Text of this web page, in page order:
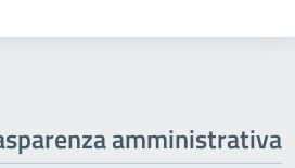
amministrativa